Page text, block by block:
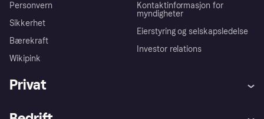
Personvern
Sikkerhet
Bærekraft
Wikipink
Kontaktinformasjon for
myndigheter
Eierstyring og selskapsledelse
Investor relations
Privat